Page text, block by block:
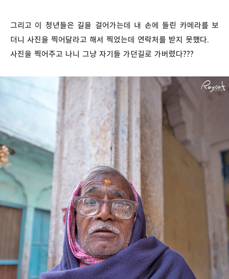
그리고 이 청년들은 길을 걸어가는데 내 손에 들린 카메라를 보
더니 사진을 찍어달라고 해서 찍었는데 연락처를 받지 못했다.
사진을 찍어주고 나니 그냥 자기들 가던길로 가버렸다???